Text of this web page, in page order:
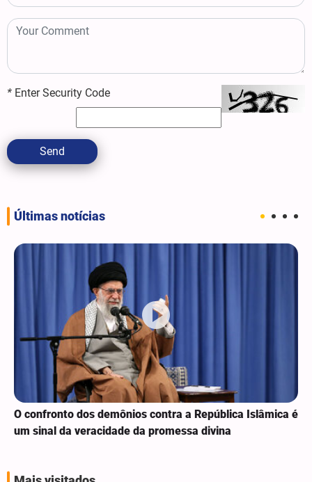
* Enter Security Code
Send
Últimas notícias
O confronto dos demônios contra a República Islâmica é
um sinal da veracidade da promessa divina